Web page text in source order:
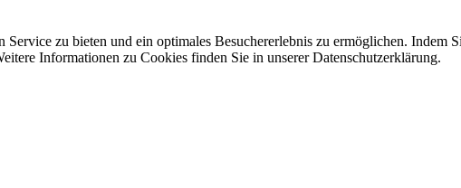
zu bieten und ein optimales Besuchererlebnis zu ermöglichen. Indem
Informationen zu Cookies finden Sie in unserer Datenschutzerklärung.